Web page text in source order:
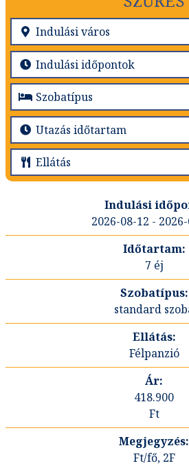
2026-08-12 -
7 éj
standard
Félpanzió
418.900
Ft
Ft/fő, 2F